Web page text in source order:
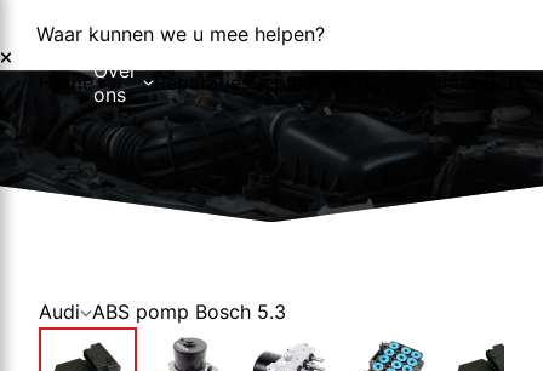
Waar kunnen we u mee helpen?
HomeOver
ons
Over ons
Nieuws
Reparaties Reparatieformulier Foutcodes
Audi ABS pomp Bosch 5.3